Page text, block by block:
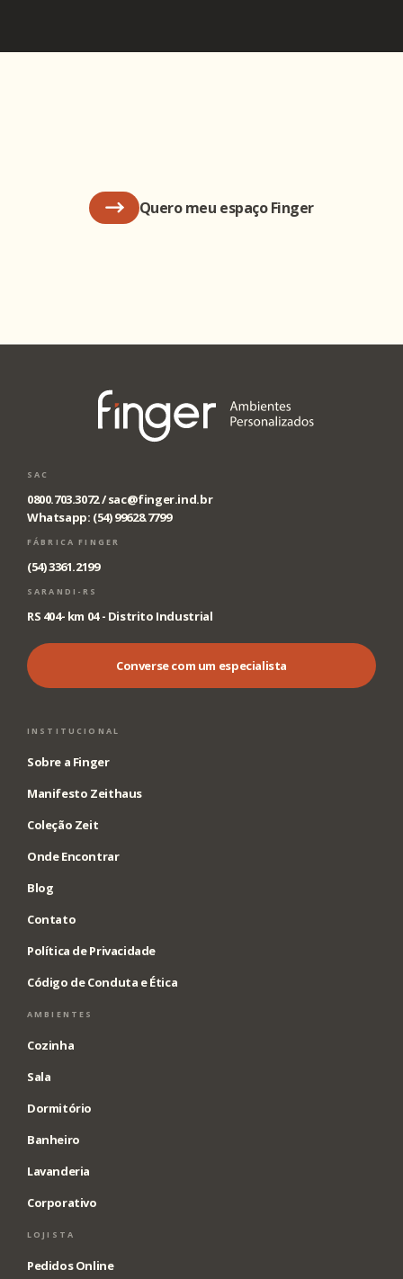
Quero meu espaço Finger
SAC
0800.703.3072 /sac@finger.ind.br
Whatsapp: (54) 99628.7799
FÁBRICA FINGER
(54) 3361.2199
SARANDI-RS
RS 404- km 04 - Distrito Industrial
Converse com um especialista
INSTITUCIONAL
Sobre a Finger
Manifesto Zeithaus
Coleção Zeit
Onde Encontrar
Blog
Contato
Política de Privacidade
Código de Conduta e Ética
AMBIENTES
Cozinha
Sala
Dormitório
Banheiro
Lavanderia
Corporativo
LOJISTA
Pedidos Online